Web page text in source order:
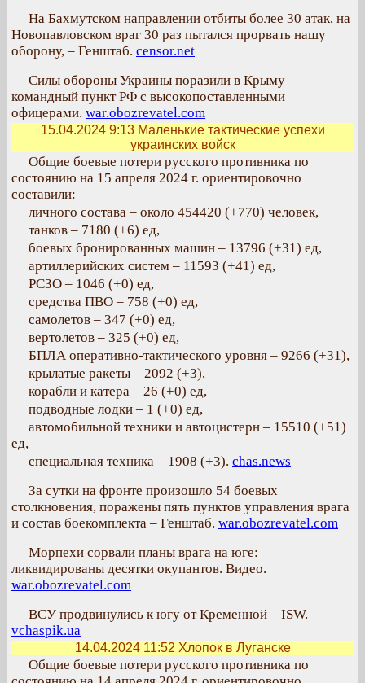
На Бахмутском направлении отбиты более 30 атак, на
Новопавловском враг 30 раз пытался прорвать нашу
оборону, – Генштаб. censor.net
Силы обороны Украины поразили в Крыму
командный пункт РФ с высокопоставленными
офицерами. war.obozrevatel.com
15.04.2024 9:13Маленькие тактические успехи
украинских войск
Общие боевые потери русского противника по
состоянию на 15 апреля 2024 г. ориентировочно
составили:
личного состава – около 454420 (+770) человек,
танков – 7180 (+6) ед,
боевых бронированных машин – 13796 (+31) ед,
артиллерийских систем – 11593 (+41) ед,
РСЗО – 1046 (+0) ед,
средства ПВО – 758 (+0) ед,
самолетов – 347 (+0) ед,
вертолетов – 325 (+0) ед,
БПЛА оперативно-тактического уровня – 9266 (+31),
крылатые ракеты – 2092 (+3),
корабли и катера – 26 (+0) ед,
подводные лодки – 1 (+0) ед,
автомобильной техники и автоцистерн – 15510 (+51)
ед,
специальная техника – 1908 (+3). chas.news
За сутки на фронте произошло 54 боевых
столкновения, поражены пять пунктов управления врага
и состав боекомплекта – Генштаб. war.obozrevatel.com
Морпехи сорвали планы врага на юге:
ликвидированы десятки окупантов. Видео.
war.obozrevatel.com
ВСУ продвинулись к югу от Кременной – ISW.
vchaspik.ua
14.04.2024 11:52 Хлопок в Луганске
Общие боевые потери русского противника по